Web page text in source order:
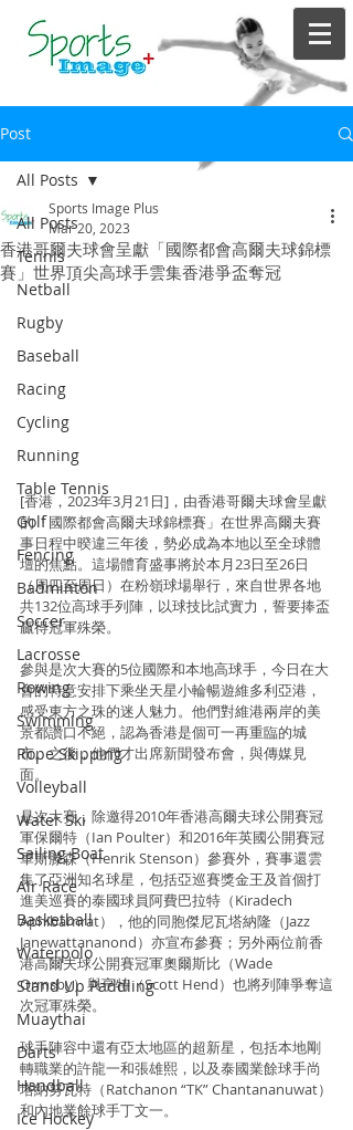
Post
All Posts
Tennis
Netball
Rugby
Baseball
Racing
Cycling
Running
Table Tennis
Golf
Fencing
Badminton
Soccer
Lacrosse
Rowing
Swimming
Rope Skipping
Volleyball
Water Ski
Sailing Boat
Air Race
Basketball
Waterpolo
Stand Up Paddling
Muaythai
Darts
Handball
Ice Hockey
All Posts
香港哥爾夫球會呈獻「國際都會高爾夫球錦標
賽」世界頂尖高球手雲集香港爭盃奪冠
Sports Image Plus
Mar 20, 2023
[香港，2023年3月21日]，由香港哥爾夫球會呈獻
的「國際都會高爾夫球錦標賽」在世界高爾夫賽
事日程中暌違三年後，勢必成為本地以至全球體
壇的焦點。這場體育盛事將於本月23日至26日
（周四至周日）在粉嶺球場舉行，來自世界各地
共132位高球手列陣，以球技比試實力，誓要捧盃
贏得冠軍殊榮。
參與是次大賽的5位國際和本地高球手，今日在大
會的特意安排下乘坐天星小輪暢遊維多利亞港，
感受東方之珠的迷人魅力。他們對維港兩岸的美
景都讚口不絕，認為香港是個可一再重臨的城
市。之後，他們才出席新聞發布會，與傳媒見
面。
是次大賽，除邀得2010年香港高爾夫球公開賽冠
軍保爾特（Ian Poulter）和2016年英國公開賽冠
軍斯滕森（Henrik Stenson）參賽外，賽事還雲
集了亞洲知名球星，包括亞巡賽獎金王及首個打
進美巡賽的泰國球員阿費巴拉特（Kiradech
Aphibarnrat），他的同胞傑尼瓦塔納隆（Jazz
Janewattananond）亦宣布參賽；另外兩位前香
港高爾夫球公開賽冠軍奧爾斯比（Wade
Ormsby）與亨特（Scott Hend）也將列陣爭奪這
次冠軍殊榮。
球手陣容中還有亞太地區的超新星，包括本地剛
轉職業的許龍一和張雄熙，以及泰國業餘球手尚
塔納努瓦特（Ratchanon “TK” Chantananuwat）
和內地業餘球手丁文一。